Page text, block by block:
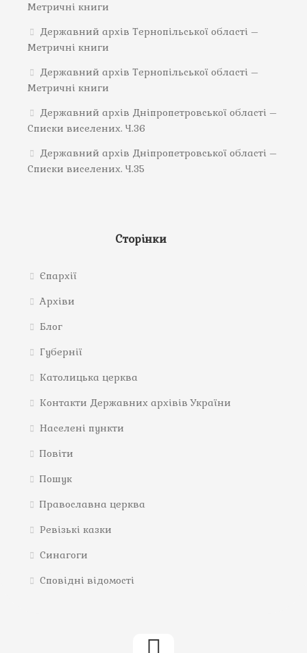
Метричні книги
Державний архів Тернопільської області –
Метричні книги
Державний архів Тернопільської області –
Метричні книги
Державний архів Дніпропетровської області –
Списки виселених. Ч.36
Державний архів Дніпропетровської області –
Списки виселених. Ч.35
Сторінки
Єпархії
Архіви
Блог
Губернії
Католицька церква
Контакти Державних архівів України
Населені пункти
Повіти
Пошук
Православна церква
Ревізькі казки
Синагоги
Сповідні відомості